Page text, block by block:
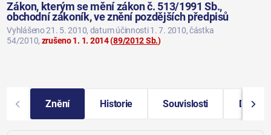
Zákon, kterým se mění zákon č. 513/1991 Sb.,
obchodní zákoník, ve znění pozdějších předpisů
Vyhlášeno 21. 5. 2010, datum účinnosti 1. 7. 2010, částka
54/2010, zrušeno 1. 1. 2014(89/2012 Sb.)
Znění Historie Souvislosti Další